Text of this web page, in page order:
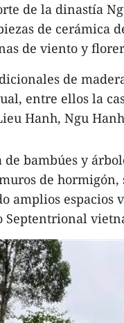
de la dinastía
de cerámica
de viento y
de
entre ellos la
Hanh, Ngu
de bambúes y
de
amplios espacios
Septentrional